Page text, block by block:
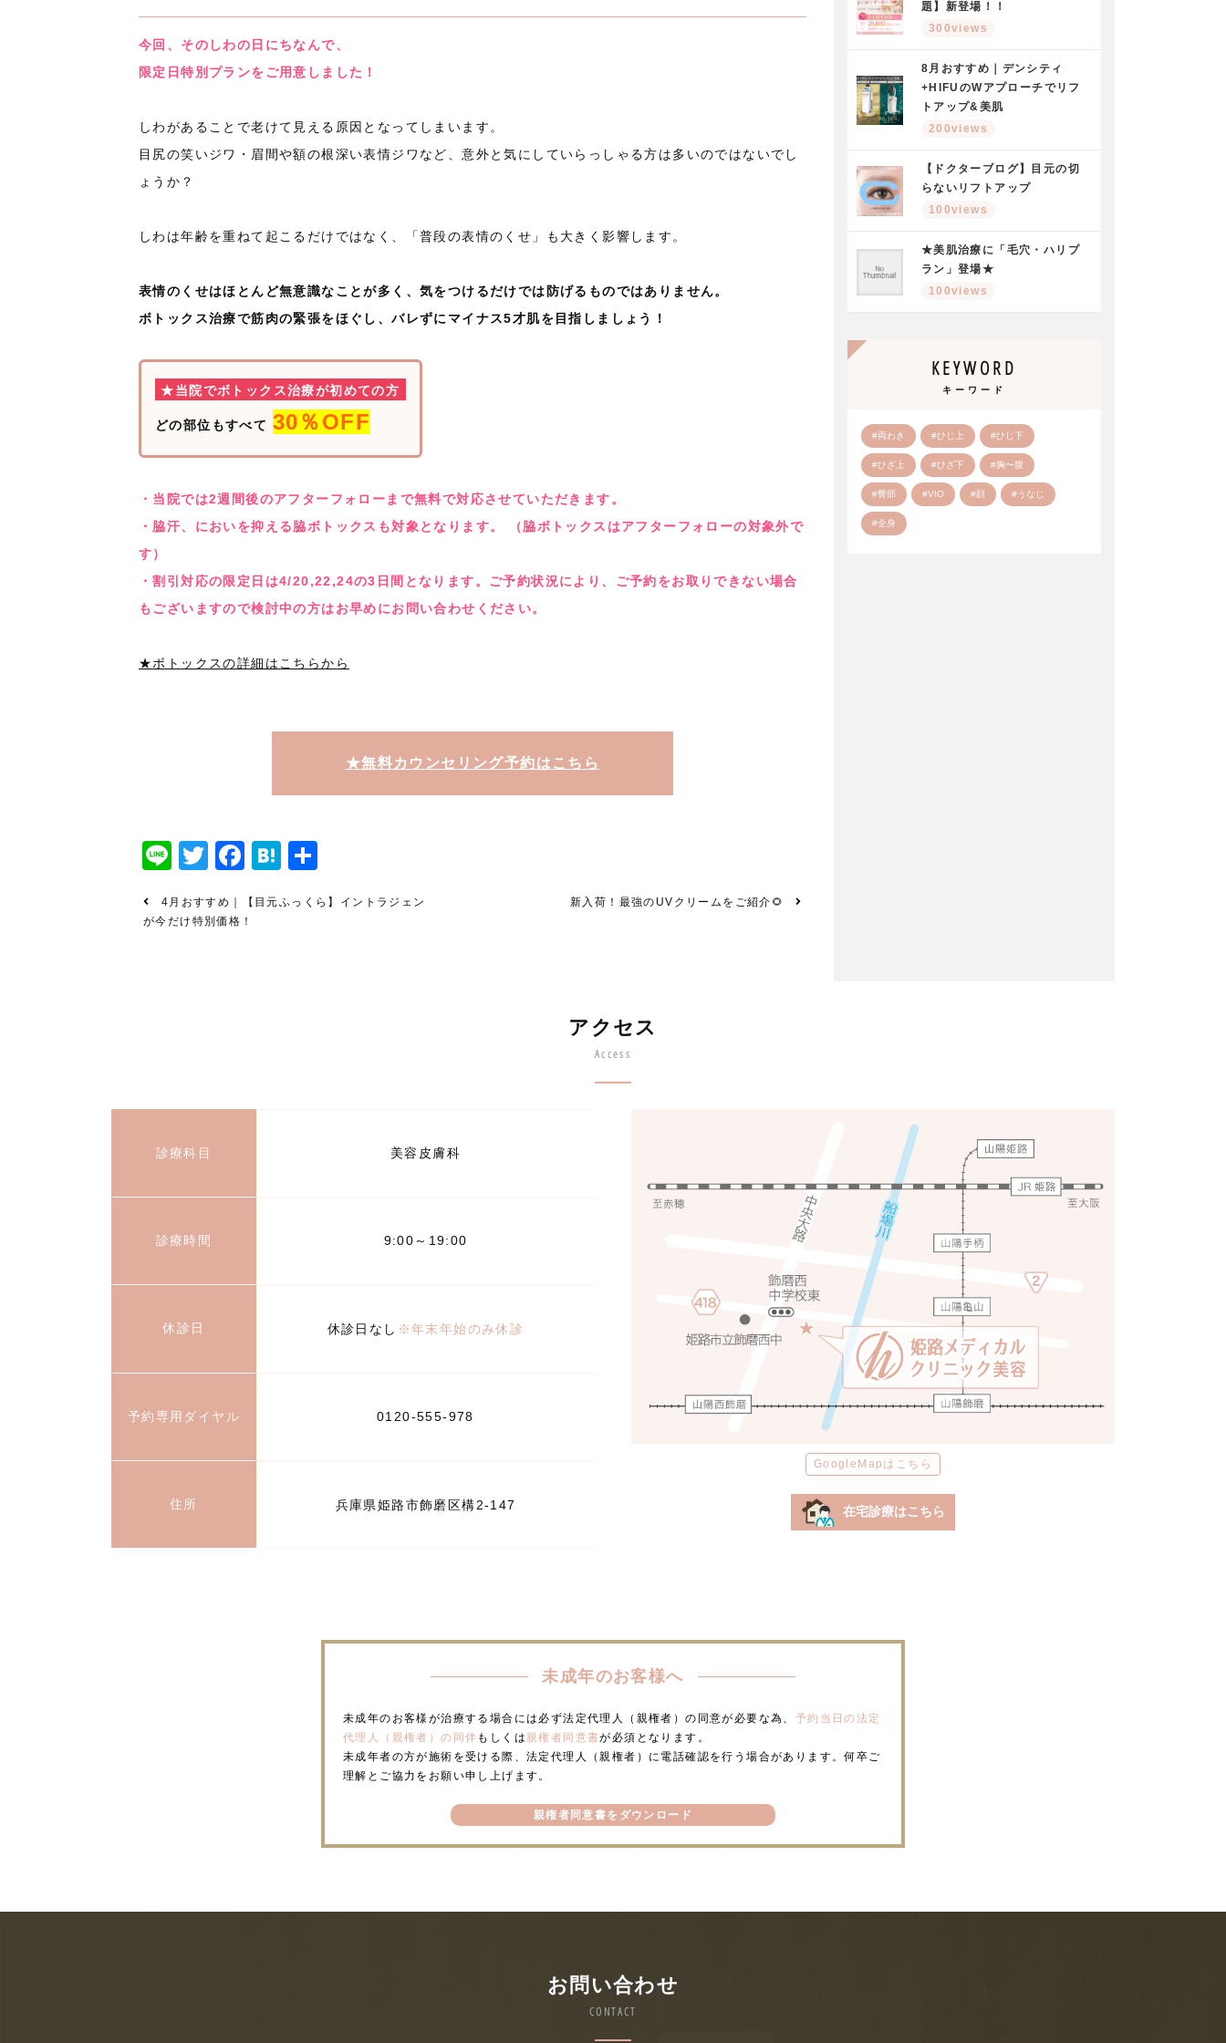
今回、そのしわの日にちなんで、
限定日特別プランをご用意しました！
しわがあることで老けて見える原因となってしまいます。
目尻の笑いジワ・眉間や額の根深い表情ジワなど、意外と気にしていらっしゃる方は多いのではないでし
ょうか？
しわは年齢を重ねて起こるだけではなく、「普段の表情のくせ」も大きく影響します。
表情のくせはほとんど無意識なことが多く、気をつけるだけでは防げるものではありません。
ボトックス治療で筋肉の緊張をほぐし、バレずにマイナス5才肌を目指しましょう！
★当院でボトックス治療が初めての方
どの部位もすべて 30％OFF
・当院では2週間後のアフターフォローまで無料で対応させていただきます。
・脇汗、においを抑える脇ボトックスも対象となります。 （脇ボトックスはアフターフォローの対象外で
す）
・割引対応の限定日は4/20,22,24の3日間となります。ご予約状況により、ご予約をお取りできない場合
もございますので検討中の方はお早めにお問い合わせください。
★ボトックスの詳細はこちらから
★無料カウンセリング予約はこちら
LineTwitter
Facebook
Hatena
4月おすすめ｜【目元ふっくら】イントラジェン
が今だけ特別価格！
新入荷！最強のUVクリームをご紹介🌻
題】新登場！！
300views
8月おすすめ｜デンシティ
+HIFUのWアプローチでリフ
トアップ&美肌
200views
【ドクターブログ】目元の切
らないリフトアップ
100views
★美肌治療に「毛穴・ハリプ
ラン」登場★
100views
KEYWORD
キーワード
#両わき #ひじ上 #ひじ下
#ひざ上 #ひざ下 #胸〜腹
#臀部 #VIO #顔 #うなじ
#全身
アクセス
Access
診療科目 美容皮膚科
診療時間 9:00～19:00
休診日 休診日なし ※年末年始のみ休診
予約専用ダイヤル 0120-555-978
住所 兵庫県姫路市飾磨区構2-147
GoogleMapはこちら
在宅診療はこちら
未成年のお客様へ
未成年のお客様が治療する場合には必ず法定代理人（親権者）の同意が必要な為、 予約当日の法定
代理人（親権者）の同伴 もしくは親権者同意書が必須となります。
未成年者の方が施術を受ける際、法定代理人（親権者）に電話確認を行う場合があります。何卒ご
理解とご協力をお願い申し上げます。
親権者同意書をダウンロード
お問い合わせ
CONTACT